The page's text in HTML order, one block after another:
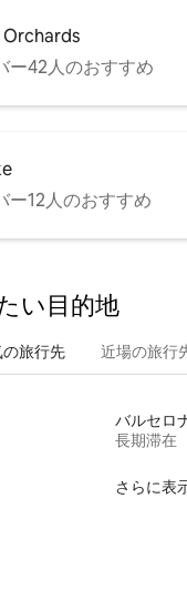
ー42人のおすすめ
ー12人のおすすめ
い目⁠的⁠地
旅行先 近場の旅行
バルセロ
長期滞在
さらに表